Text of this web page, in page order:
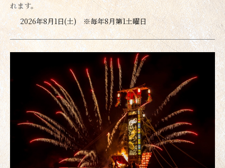
れます。
2026年8月1日(土) ※毎年8月第1土曜日